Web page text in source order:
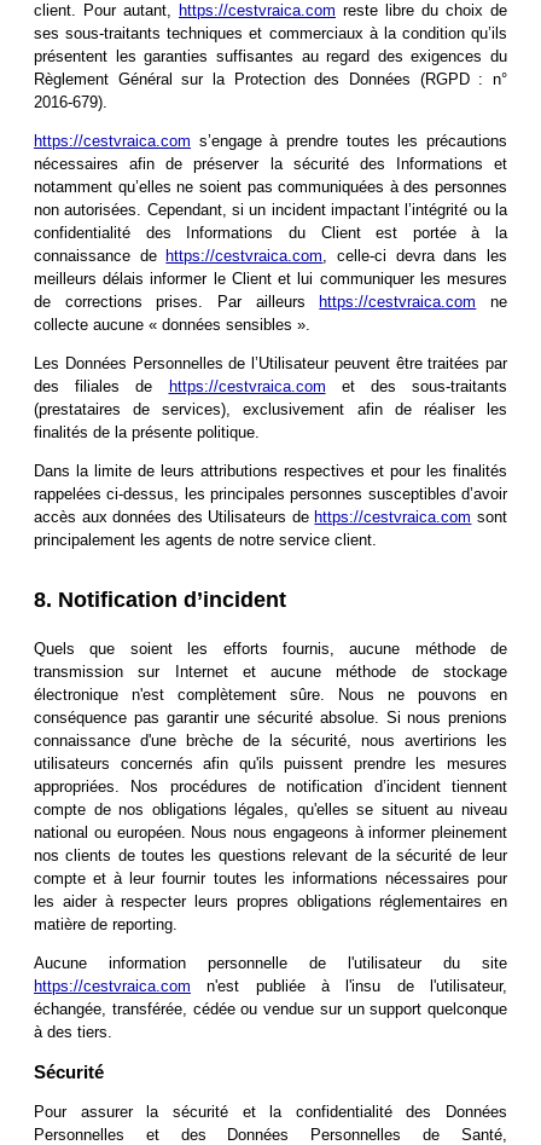
client. Pour autant, https://cestvraica.com reste libre du choix de
ses sous-traitants techniques et commerciaux à la condition qu’ils
présentent les garanties suffisantes au regard des exigences du
Règlement Général sur la Protection des Données (RGPD : n°
2016-679).
https://cestvraica.com s’engage à prendre toutes les précautions
nécessaires afin de préserver la sécurité des Informations et
notamment qu’elles ne soient pas communiquées à des personnes
non autorisées. Cependant, si un incident impactant l’intégrité ou la
confidentialité des Informations du Client est portée à la
connaissance de https://cestvraica.com , celle-ci devra dans les
meilleurs délais informer le Client et lui communiquer les mesures
de corrections prises. Par ailleurs
https://cestvraica.com ne
collecte aucune « données sensibles ».
Les Données Personnelles de l’Utilisateur peuvent être traitées par
des filiales de
https://cestvraica.com et des sous-traitants
(prestataires de services), exclusivement afin de réaliser les
finalités de la présente politique.
Dans la limite de leurs attributions respectives et pour les finalités
rappelées ci-dessus, les principales personnes susceptibles d’avoir
accès aux données des Utilisateurs de https://cestvraica.com sont
principalement les agents de notre service client.
8. Notification d’incident
Quels que soient les efforts fournis, aucune méthode de
transmission sur Internet et aucune méthode de stockage
électronique n'est complètement sûre. Nous ne pouvons en
conséquence pas garantir une sécurité absolue. Si nous prenions
connaissance d'une brèche de la sécurité, nous avertirions les
utilisateurs concernés afin qu'ils puissent prendre les mesures
appropriées. Nos procédures de notification d’incident tiennent
compte de nos obligations légales, qu'elles se situent au niveau
national ou européen. Nous nous engageons à informer pleinement
nos clients de toutes les questions relevant de la sécurité de leur
compte et à leur fournir toutes les informations nécessaires pour
les aider à respecter leurs propres obligations réglementaires en
matière de reporting.
Aucune information personnelle de l'utilisateur du site
https://cestvraica.com n'est publiée à l'insu de l'utilisateur,
échangée, transférée, cédée ou vendue sur un support quelconque
à des tiers.
Sécurité
Pour assurer la sécurité et la confidentialité des Données
Personnelles et des Données Personnelles de Santé,